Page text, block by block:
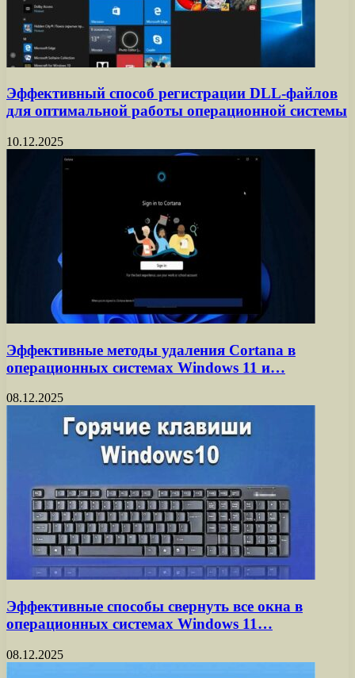
Эффективный способ регистрации DLL-файлов
для оптимальной работы операционной системы
10.12.2025
Эффективные методы удаления Cortana в
операционных системах Windows 11 и…
08.12.2025
Эффективные способы свернуть все окна в
операционных системах Windows 11…
08.12.2025